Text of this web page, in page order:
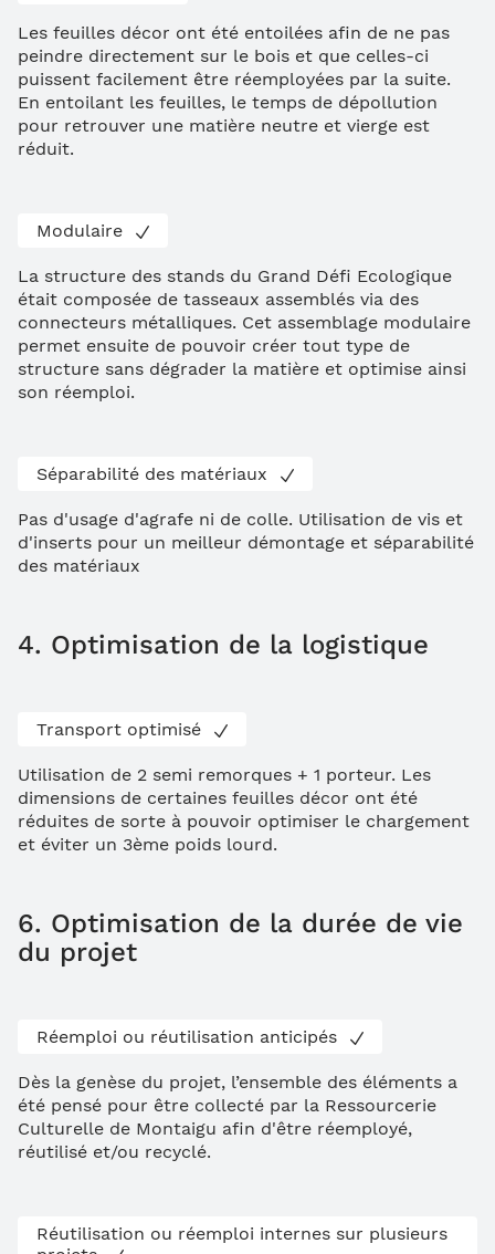
Les feuilles décor ont été entoilées afin de ne pas
peindre directement sur le bois et que celles-ci
puissent facilement être réemployées par la suite.
En entoilant les feuilles, le temps de dépollution
pour retrouver une matière neutre et vierge est
réduit.
Modulaire
La structure des stands du Grand Défi Ecologique
était composée de tasseaux assemblés via des
connecteurs métalliques. Cet assemblage modulaire
permet ensuite de pouvoir créer tout type de
structure sans dégrader la matière et optimise ainsi
son réemploi.
Séparabilité des matériaux
Pas d'usage d'agrafe ni de colle. Utilisation de vis et
d'inserts pour un meilleur démontage et séparabilité
des matériaux
4. Optimisation de la logistique
Transport optimisé
Utilisation de 2 semi remorques + 1 porteur. Les
dimensions de certaines feuilles décor ont été
réduites de sorte à pouvoir optimiser le chargement
et éviter un 3ème poids lourd.
6. Optimisation de la durée de vie
du projet
Réemploi ou réutilisation anticipés
Dès la genèse du projet, l’ensemble des éléments a
été pensé pour être collecté par la Ressourcerie
Culturelle de Montaigu afin d'être réemployé,
réutilisé et/ou recyclé.
Réutilisation ou réemploi internes sur plusieurs